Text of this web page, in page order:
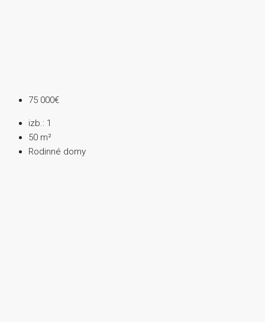
75 000€
izb.: 1
50 m²
Rodinné domy